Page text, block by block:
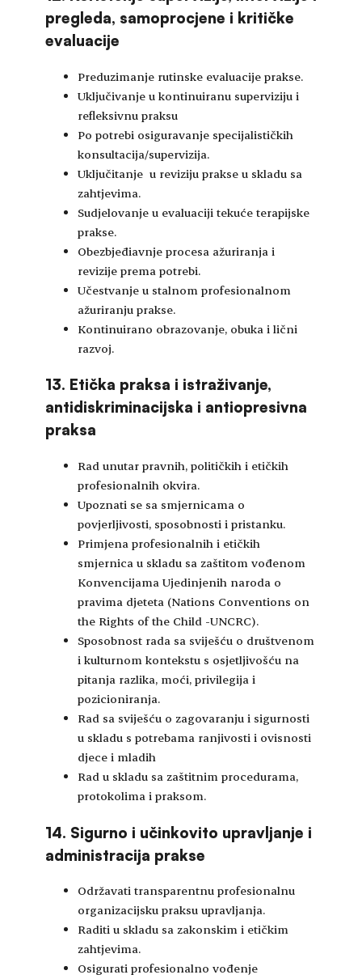
pregleda, samoprocjene i kritičke
evaluacije
Preduzimanje rutinske evaluacije prakse.
Uključivanje u kontinuiranu superviziju i
refleksivnu praksu
Po potrebi osiguravanje specijalističkih
konsultacija/supervizija.
Uključitanje u reviziju prakse u skladu sa
zahtjevima.
Sudjelovanje u evaluaciji tekuće terapijske
prakse.
Obezbjeđiavnje procesa ažuriranja i
revizije prema potrebi.
Učestvanje u stalnom profesionalnom
ažuriranju prakse.
Kontinuirano obrazovanje, obuka i lični
razvoj.
13. Etička praksa i istraživanje,
antidiskriminacijska i antiopresivna
praksa
Rad unutar pravnih, političkih i etičkih
profesionalnih okvira.
Upoznati se sa smjernicama o
povjerljivosti, sposobnosti i pristanku.
Primjena profesionalnih i etičkih
smjernica u skladu sa zaštitom vođenom
Konvencijama Ujedinjenih naroda o
pravima djeteta (Nations Conventions on
the Rights of the Child -UNCRC).
Sposobnost rada sa sviješću o društvenom
i kulturnom kontekstu s osjetljivošću na
pitanja razlika, moći, privilegija i
pozicioniranja.
Rad sa sviješću o zagovaranju i sigurnosti
u skladu s potrebama ranjivosti i ovisnosti
djece i mladih
Rad u skladu sa zaštitnim procedurama,
protokolima i praksom.
14. Sigurno i učinkovito upravljanje i
administracija prakse
Održavati transparentnu profesionalnu
organizacijsku praksu upravljanja.
Raditi u skladu sa zakonskim i etičkim
zahtjevima.
Osigurati profesionalno vođenje